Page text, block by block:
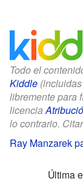
Todo el
Kiddle
libremente para
licencia
lo contrario.
Ray Manzarek
Última